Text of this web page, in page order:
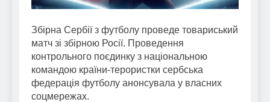
Збірна Сербії з футболу проведе товариський
матч зі збірною Росії. Проведення
контрольного поєдинку з національною
командою країни-терористки сербська
федерація футболу анонсувала у власних
соцмережах.